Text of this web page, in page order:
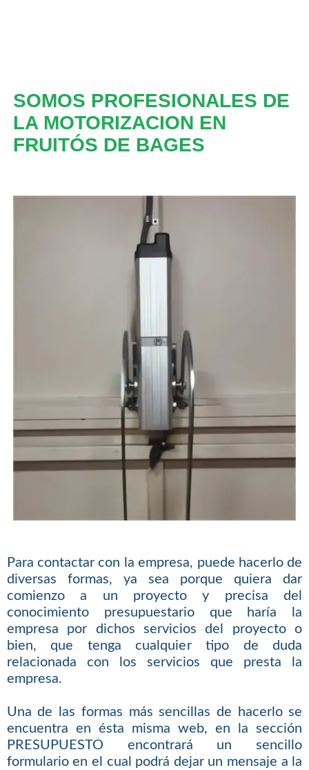
SOMOS PROFESIONALES DE
LA MOTORIZACION EN
FRUITÓS DE BAGES
Para contactar con la empresa, puede hacerlo de
diversas formas, ya sea porque quiera dar
comienzo a un proyecto y precisa del
conocimiento presupuestario que haría la
empresa por dichos servicios del proyecto o
bien, que tenga cualquier tipo de duda
relacionada con los servicios que presta la
empresa.
Una de las formas más sencillas de hacerlo se
encuentra en ésta misma web, en la sección
PRESUPUESTO encontrará un sencillo
formulario en el cual podrá dejar un mensaje a la